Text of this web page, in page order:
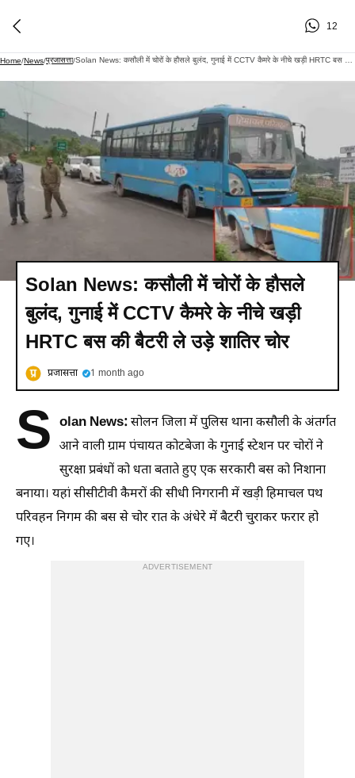
12
Home/News/प्रजासत्ता/
Solan News: कसौली में चोरों के हौसले
बुलंद, गुनाई में CCTV कैमरे के नीचे खड़ी
HRTC बस की बैटरी ले उड़े शातिर चोर
प्रजासत्ता 1 month ago
S olan News:सोलन जिला में पुलिस थाना कसौली के अंतर्गत
आने वाली ग्राम पंचायत कोटबेजा के गुनाई स्टेशन पर चोरों ने
सुरक्षा प्रबंधों को धता बताते हुए एक सरकारी बस को निशाना
बनाया। यहां सीसीटीवी कैमरों की सीधी निगरानी में खड़ी हिमाचल पथ
परिवहन निगम की बस से चोर रात के अंधेरे में बैटरी चुराकर फरार हो
गए।
ADVERTISEMENT